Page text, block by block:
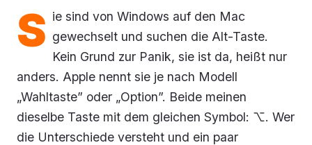
S ie sind von Windows auf den Mac
gewechselt und suchen die Alt-Taste.
Kein Grund zur Panik, sie ist da, heißt nur
anders. Apple nennt sie je nach Modell
„Wahltaste” oder „Option”. Beide meinen
dieselbe Taste mit dem gleichen Symbol: ⌥. Wer
die Unterschiede versteht und ein paar